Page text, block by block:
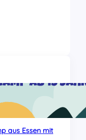
aus Essen mit